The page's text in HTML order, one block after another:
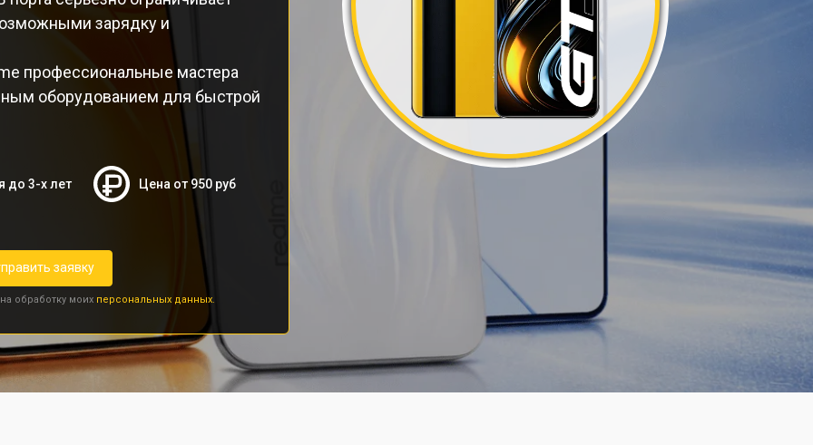
зарядку и
профессиональные мастера
оборудованием для быстрой
до 3-х лет Цена от 950 руб
заявку
обработку моих персональных данных.